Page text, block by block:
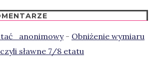
- Obniżenie wymiaru
sławne 7/8 etatu